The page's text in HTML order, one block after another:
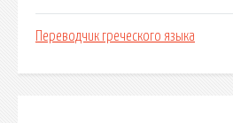
Переводчик греческого языка